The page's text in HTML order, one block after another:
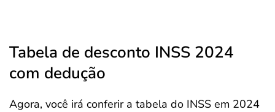
Tabela de desconto INSS 2024
com dedução
Agora, você irá conferir a tabela do INSS em 2024